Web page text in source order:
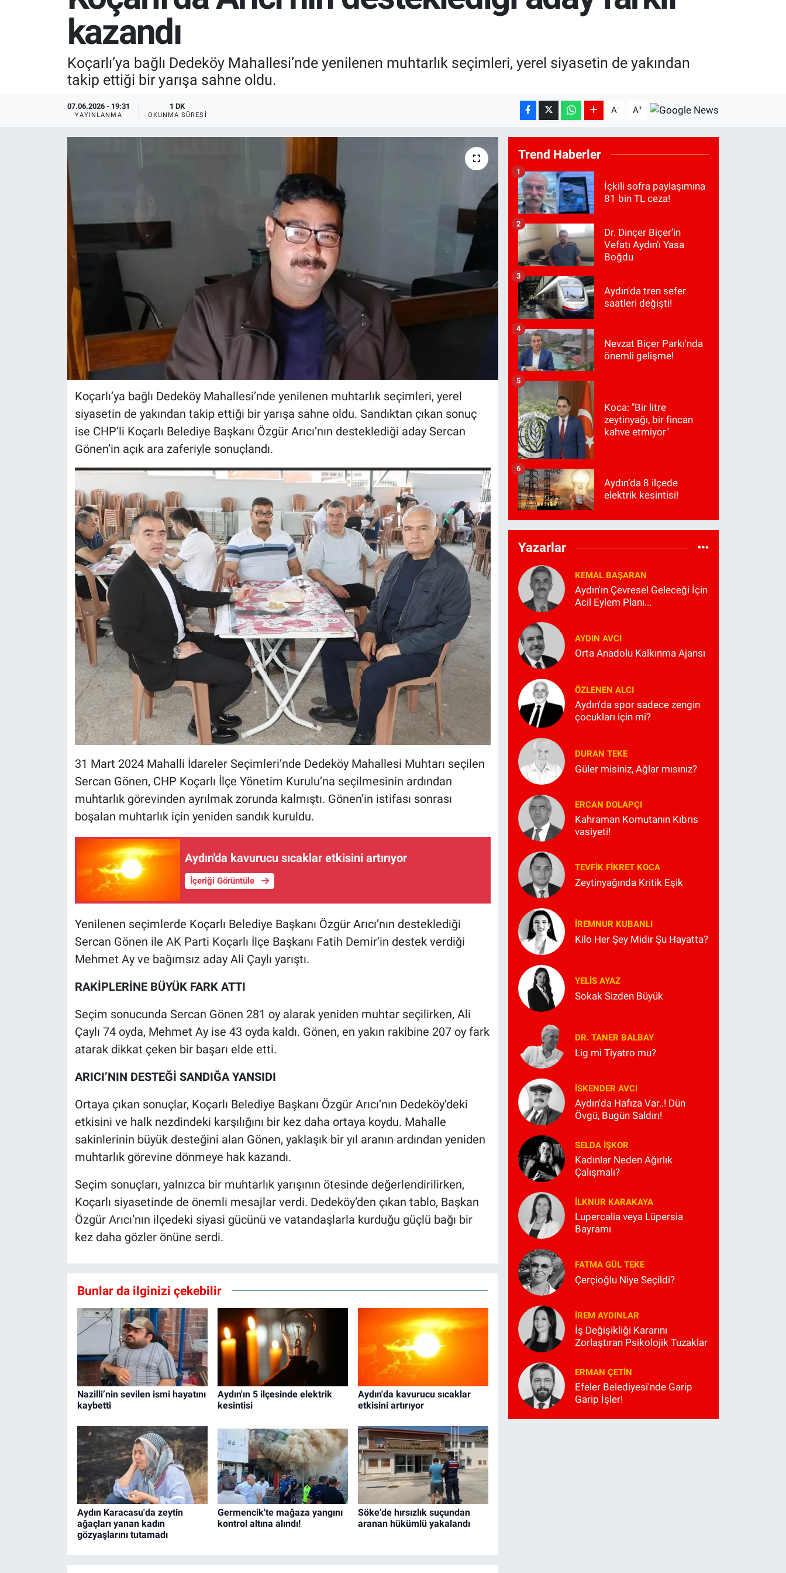
kazandı
Koçarlı’ya bağlı Dedeköy Mahallesi’nde yenilenen muhtarlık seçimleri, yerel siyasetin de yakından
takip ettiği bir yarışa sahne oldu.
07.06.2026 - 19:31
YAYINLANMA
1 DK
OKUNMA SÜRESI A- A+
Koçarlı’ya bağlı Dedeköy Mahallesi’nde yenilenen muhtarlık seçimleri, yerel
siyasetin de yakından takip ettiği bir yarışa sahne oldu. Sandıktan çıkan sonuç
ise CHP’li Koçarlı Belediye Başkanı Özgür Arıcı’nın desteklediği aday Sercan
Gönen’in açık ara zaferiyle sonuçlandı.
31 Mart 2024 Mahalli İdareler Seçimleri’nde Dedeköy Mahallesi Muhtarı seçilen
Sercan Gönen, CHP Koçarlı İlçe Yönetim Kurulu’na seçilmesinin ardından
muhtarlık görevinden ayrılmak zorunda kalmıştı. Gönen’in istifası sonrası
boşalan muhtarlık için yeniden sandık kuruldu.
Aydın'da kavurucu sıcaklar etkisini artırıyor
İçeriği Görüntüle
Yenilenen seçimlerde Koçarlı Belediye Başkanı Özgür Arıcı’nın desteklediği
Sercan Gönen ile AK Parti Koçarlı İlçe Başkanı Fatih Demir’in destek verdiği
Mehmet Ay ve bağımsız aday Ali Çaylı yarıştı.
RAKİPLERİNE BÜYÜK FARK ATTI
Seçim sonucunda Sercan Gönen 281 oy alarak yeniden muhtar seçilirken, Ali
Çaylı 74 oyda, Mehmet Ay ise 43 oyda kaldı. Gönen, en yakın rakibine 207 oy fark
atarak dikkat çeken bir başarı elde etti.
ARICI’NIN DESTEĞİ SANDIĞA YANSIDI
Ortaya çıkan sonuçlar, Koçarlı Belediye Başkanı Özgür Arıcı’nın Dedeköy’deki
etkisini ve halk nezdindeki karşılığını bir kez daha ortaya koydu. Mahalle
sakinlerinin büyük desteğini alan Gönen, yaklaşık bir yıl aranın ardından yeniden
muhtarlık görevine dönmeye hak kazandı.
Seçim sonuçları, yalnızca bir muhtarlık yarışının ötesinde değerlendirilirken,
Koçarlı siyasetinde de önemli mesajlar verdi. Dedeköy’den çıkan tablo, Başkan
Özgür Arıcı’nın ilçedeki siyasi gücünü ve vatandaşlarla kurduğu güçlü bağı bir
kez daha gözler önüne serdi.
Bunlar da ilginizi çekebilir
Nazilli’nin sevilen ismi hayatını
kaybetti
Aydın'ın 5 ilçesinde elektrik
kesintisi
Aydın'da kavurucu sıcaklar
etkisini artırıyor
Aydın Karacasu'da zeytin
ağaçları yanan kadın
gözyaşlarını tutamadı
Germencik'te mağaza yangını
kontrol altına alındı!
Söke’de hırsızlık suçundan
aranan hükümlü yakalandı
Trend Haberler
İçkili sofra paylaşımına
81 bin TL ceza!
1
Dr. Dinçer Biçer’in
Vefatı Aydın’ı Yasa
Boğdu
2
Aydın'da tren sefer
saatleri değişti!
3
Nevzat Biçer Parkı'nda
önemli gelişme!
4
Koca: "Bir litre
zeytinyağı, bir fincan
kahve etmiyor"
5
Aydın’da 8 ilçede
elektrik kesintisi!
6
Yazarlar
KEMAL BAŞARAN
Aydın'ın Çevresel Geleceği İçin
Acil Eylem Planı...
AYDIN AVCI
Orta Anadolu Kalkınma Ajansı
ÖZLENEN ALCI
Aydın'da spor sadece zengin
çocukları için mi?
DURAN TEKE
Güler misiniz, Ağlar mısınız?
ERCAN DOLAPÇI
Kahraman Komutanın Kıbrıs
vasiyeti!
TEVFIK FIKRET KOCA
Zeytinyağında Kritik Eşik
İREMNUR KUBANLI
Kilo Her Şey Midir Şu Hayatta?
YELIS AYAZ
Sokak Sizden Büyük
DR. TANER BALBAY
Lig mi Tiyatro mu?
İSKENDER AVCI
Aydın'da Hafıza Var..! Dün
Övgü, Bugün Saldırı!
SELDA İŞKOR
Kadınlar Neden Ağırlık
Çalışmalı?
İLKNUR KARAKAYA
Lupercalia veya Lüpersia
Bayramı
FATMA GÜL TEKE
Çerçioğlu Niye Seçildi?
İREM AYDINLAR
İş Değişikliği Kararını
Zorlaştıran Psikolojik Tuzaklar
ERMAN ÇETIN
Efeler Belediyesi'nde Garip
Garip İşler!